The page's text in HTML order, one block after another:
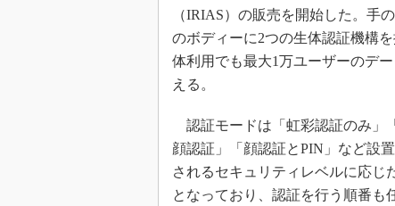
（IRIAS）の販売を開始した。手
のボディーに2つの生体認証機構
体利用でも最大1万ユーザーのデ
える。
認証モードは「虹彩認証のみ」
顔認証」「顔認証とPIN」など設
されるセキュリティレベルに応じ
となっており、認証を行う順番も